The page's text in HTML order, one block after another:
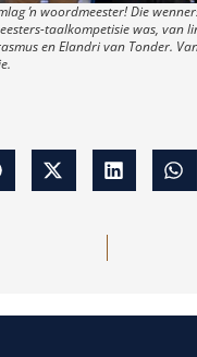
ŉ woordmeester! Die
taalkompetisie was, van
en Elandri van Tonder.